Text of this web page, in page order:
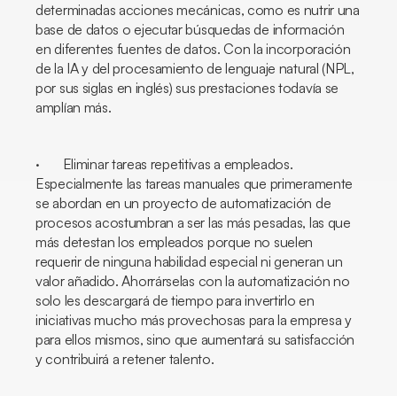
determinadas acciones mecánicas, como es nutrir una
base de datos o ejecutar búsquedas de información
en diferentes fuentes de datos. Con la incorporación
de la IA y del procesamiento de lenguaje natural (NPL,
por sus siglas en inglés) sus prestaciones todavía se
amplían más.
· Eliminar tareas repetitivas a empleados.
Especialmente las tareas manuales que primeramente
se abordan en un proyecto de automatización de
procesos acostumbran a ser las más pesadas, las que
más detestan los empleados porque no suelen
requerir de ninguna habilidad especial ni generan un
valor añadido. Ahorrárselas con la automatización no
solo les descargará de tiempo para invertirlo en
iniciativas mucho más provechosas para la empresa y
para ellos mismos, sino que aumentará su satisfacción
y contribuirá a retener talento.